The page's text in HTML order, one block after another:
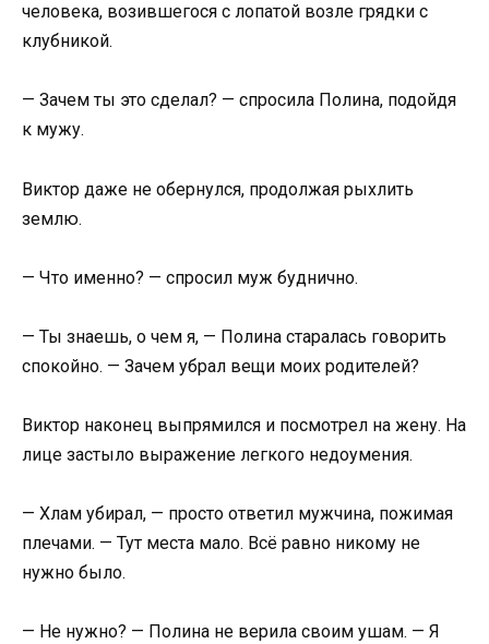
человека, возившегося с лопатой возле грядки с
клубникой.
— Зачем ты это сделал? — спросила Полина, подойдя
к мужу.
Виктор даже не обернулся, продолжая рыхлить
землю.
— Что именно? — спросил муж буднично.
— Ты знаешь, о чем я, — Полина старалась говорить
спокойно. — Зачем убрал вещи моих родителей?
Виктор наконец выпрямился и посмотрел на жену. На
лице застыло выражение легкого недоумения.
— Хлам убирал, — просто ответил мужчина, пожимая
плечами. — Тут места мало. Всё равно никому не
нужно было.
— Не нужно? — Полина не верила своим ушам. — Я